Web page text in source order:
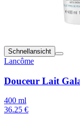
Schnellansicht
Lancôme
Douceur Lait
400 ml
36.25 €